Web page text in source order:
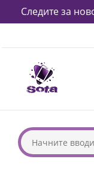
Следите за